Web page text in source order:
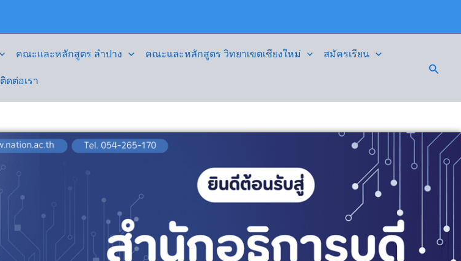
คณะและหลักสูตร ลำปาง คณะและหลักสูตร วิทยาเขตเชียงใหม่ สมัครเรียน
ติดต่อเรา